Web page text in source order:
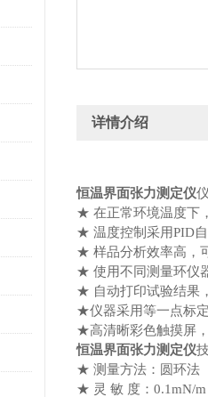
详情介绍
恒温界面张力测定仪
★ 在正常环境温度下
★ 温度控制采用PID
★ 样品分析效率高，
★ 使用不同测量环仪
★ 自动打印试验结果
★仪器采用等一点标
★高清晰彩色触摸屏
恒温界面张力测定仪
★ 测量方法：圆环法
★ 灵 敏 度：0.1mN/m